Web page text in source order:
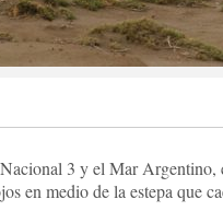
3 y el Mar Argentino,
en medio de la estepa que